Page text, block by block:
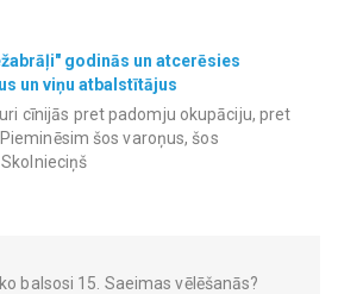
godinās un atcerēsies
un viņu atbalstītājus
cīnijās pret padomju okupāciju, pret
šos varoņus, šos
balsosi 15. Saeimas vēlēšanās?